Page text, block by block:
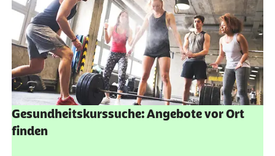
Gesundheitskurssuche: Angebote vor Ort
finden